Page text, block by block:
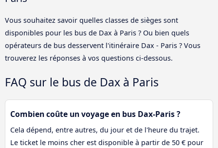
Vous souhaitez savoir quelles classes de sièges sont
disponibles pour les bus de Dax à Paris ? Ou bien quels
opérateurs de bus desservent l'itinéraire Dax - Paris ? Vous
trouverez les réponses à vos questions ci-dessous.
FAQ sur le bus de Dax à Paris
Combien coûte un voyage en bus Dax-Paris ?
Cela dépend, entre autres, du jour et de l'heure du trajet.
Le ticket le moins cher est disponible à partir de 50 € pour